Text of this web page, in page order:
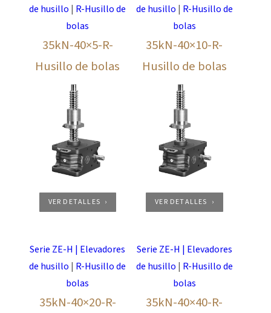
de husillo | R-Husillo de
bolas
35kN-40×5-R-
Husillo de bolas
VER DETALLES
de husillo | R-Husillo de
bolas
35kN-40×10-R-
Husillo de bolas
VER DETALLES
Serie ZE-H | Elevadores
de husillo | R-Husillo de
bolas
35kN-40×20-R-
Serie ZE-H | Elevadores
de husillo | R-Husillo de
bolas
35kN-40×40-R-